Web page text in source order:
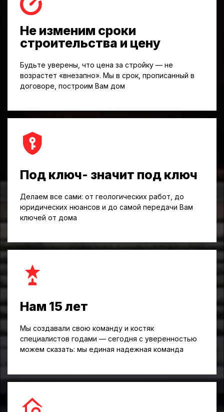
Не изменим сроки
строительства и цену
Будьте уверены, что цена за стройку — не
возрастет «внезапно». Мы в срок, прописанный в
договоре, построим Вам дом
Под ключ- значит под ключ
Делаем все сами: от геологических работ, до
юридических нюансов и до самой передачи Вам
ключей от дома
Нам 15 лет
Мы создавали свою команду и костяк
специалистов годами — сегодня с уверенностью
можем сказать: мы единая надежная команда